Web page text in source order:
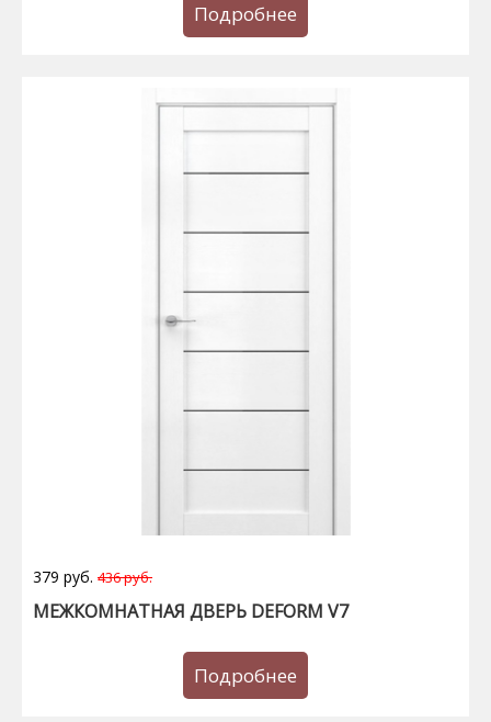
Подробнее
379 руб. 436 руб.
МЕЖКОМНАТНАЯ ДВЕРЬ DEFORM V7
Подробнее